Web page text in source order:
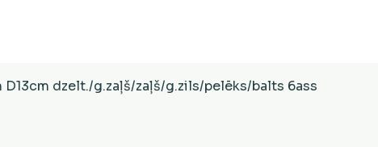
Ātrais skats
D13cm dzelt./g.zaļš/zaļš/g.zils/pelēks/balts 6ass